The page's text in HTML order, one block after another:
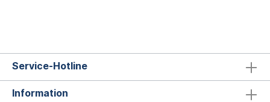
Service-Hotline
Information